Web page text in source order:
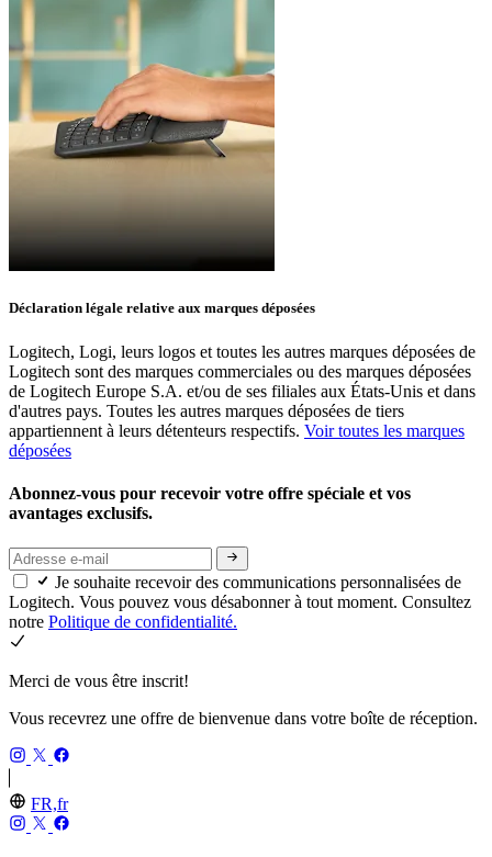
Déclaration légale relative aux marques déposées
Logitech, Logi, leurs logos et toutes les autres marques déposées de
Logitech sont des marques commerciales ou des marques déposées
de Logitech Europe S.A. et/ou de ses filiales aux États-Unis et dans
d'autres pays. Toutes les autres marques déposées de tiers
appartiennent à leurs détenteurs respectifs. Voir toutes les marques
déposées
Abonnez-vous pour recevoir votre offre spéciale et vos
avantages exclusifs.
Je souhaite recevoir des communications personnalisées de
Logitech. Vous pouvez vous désabonner à tout moment. Consultez
notre Politique de confidentialité.
Merci de vous être inscrit!
Vous recevrez une offre de bienvenue dans votre boîte de réception.
FR,fr